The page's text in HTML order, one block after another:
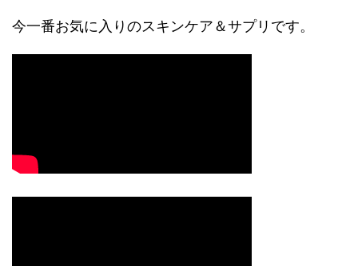
今一番お気に入りのスキンケア＆サプリです。